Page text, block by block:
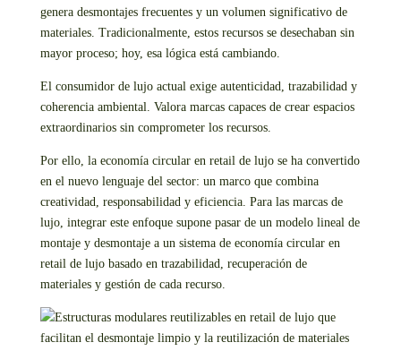
genera desmontajes frecuentes y un volumen significativo de
materiales. Tradicionalmente, estos recursos se desechaban sin
mayor proceso; hoy, esa lógica está cambiando.
El consumidor de lujo actual exige autenticidad, trazabilidad y
coherencia ambiental. Valora marcas capaces de crear espacios
extraordinarios sin comprometer los recursos.
Por ello, la economía circular en retail de lujo se ha convertido
en el nuevo lenguaje del sector: un marco que combina
creatividad, responsabilidad y eficiencia. Para las marcas de
lujo, integrar este enfoque supone pasar de un modelo lineal de
montaje y desmontaje a un sistema de economía circular en
retail de lujo basado en trazabilidad, recuperación de
materiales y gestión de cada recurso.